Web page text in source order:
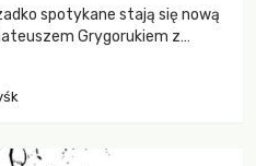
spotykane stają się nową
Grygorukiem z